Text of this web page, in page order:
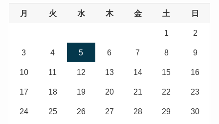
ー
月 火 水 木 金 土 日
1 2
3 4 5 6 7 8 9
10 11 12 13 14 15 16
17 18 19 20 21 22 23
24 25 26 27 28 29 30